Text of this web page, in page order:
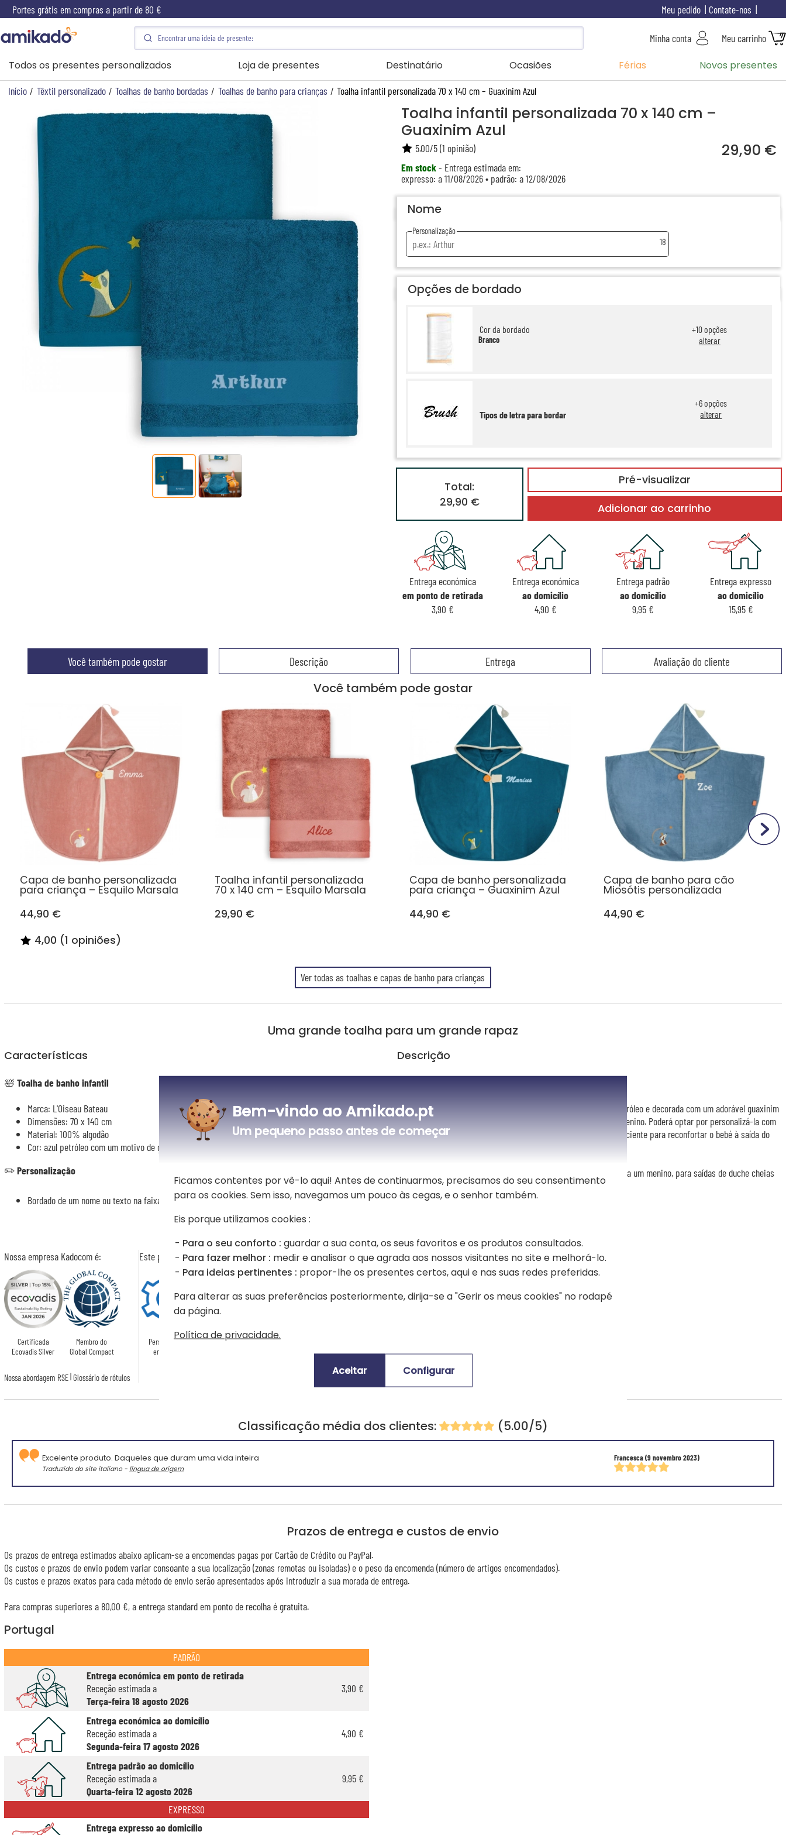
Portes grátis em compras a partir de 80 € Contate-nos
Meu pedido
Minha conta Meu carrinho
Todos os presentes personalizados Loja de presentes Destinatário Ocasiões Férias Novos presentes
Início / Têxtil personalizado / Toalhas de banho bordadas / Toalhas de banho para crianças / Toalha infantil personalizada 70 x 140 cm – Guaxinim Azul
Toalha infantil personalizada 70 x 140 cm –
Guaxinim Azul
29,90 €
Em stock- Entrega estimada em:
expresso: a 11/08/2026 • padrão: a 12/08/2026
5.00/5(1 opinião)
Nome
Personalização
18
Opções de bordado
Cor da bordado
Branco
+10opções
alterar
Tipos de letra para bordar
+6opções
alterar
Pré-visualizar
Total:
29,90 €
Adicionar ao carrinho
Entrega económica
em ponto de retirada
3,90 €
Entrega económica
ao domicílio
4,90 €
Entrega padrão
ao domicílio
9,95 €
Entrega expresso
ao domicílio
15,95 €
Você também pode gostar Descrição Entrega Avaliação do cliente
Você também pode gostar
Capa de banho personalizada
para criança – Esquilo Marsala
44,90 €
4,00 (1 opiniões)
Toalha infantil personalizada
70 x 140 cm – Esquilo Marsala
29,90 €
Capa de banho personalizada
para criança – Guaxinim Azul
44,90 €
Capa de banho para cão
Miosótis personalizada
44,90 €
Ver todas as toalhas e capas de banho para crianças
Uma grande toalha para um grande rapaz
Características
🛀 Toalha de banho infantil
Marca: L'Oiseau Bateau
Dimensões: 70 x 140 cm
Material: 100% algodão
Cor: azul petróleo com um motivo de guaxinim bordado num canto
✏️Personalização
Bordado de um nome ou texto na faixa inferior da toalha
Nossa empresa Kadocom é:
Certificada
Ecovadis Silver
Membro do
Global Compact
Nossa abordagem RSE|Glossário de rótulos
Este presente é
Personalizado
em França
Certificado OEKO-
Descrição
Uma bonita toalha de banho infantil personalizada. De cor azul petróleo e decorada com um adorável guaxinim
bordado num canto, esta toalha será perfeita para um pequeno menino. Poderá optar por personalizá-la com
bordado na parte inferior da toalha com o nome da criança. O suficiente para reconfortar o bebé à saída do
Esta toalha infantil será um excelente presente personalizado para um menino, para saídas de duche cheias
de suavidade.
Classificação média dos clientes: (5.00/5)
Francesca(9 novembro 2023)
Excelente produto. Daqueles que duram uma vida inteira
Traduzido do site italiano - língua de origem
Prazos de entrega e custos de envio
Os prazos de entrega estimados abaixo aplicam-se a encomendas pagas por Cartão de Crédito ou PayPal.
Os custos e prazos de envio podem variar consoante a sua localização (zonas remotas ou isoladas) e o peso da encomenda (número de artigos encomendados).
Os custos e prazos exatos para cada método de envio serão apresentados após introduzir a sua morada de entrega.
Para compras superiores a 80,00 €, a entrega standard em ponto de recolha é gratuita.
Portugal
PADRÃO
Entrega económica em ponto de retirada
Receção estimada a
Terça-feira 18 agosto 2026
3,90 €
Entrega económica ao domicílio
Receção estimada a
Segunda-feira 17 agosto 2026
4,90 €
Entrega padrão ao domicílio
Receção estimada a
Quarta-feira 12 agosto 2026
9,95 €
EXPRESSO
Entrega expresso ao domicílio
Bem-vindo ao Amikado.pt
Um pequeno passo antes de começar
Ficamos contentes por vê-lo aqui! Antes de continuarmos, precisamos do seu consentimento
para os cookies. Sem isso, navegamos um pouco às cegas, e o senhor também.
Eis porque utilizamos cookies :
Para o seu conforto : guardar a sua conta, os seus favoritos e os produtos consultados.
Para fazer melhor : medir e analisar o que agrada aos nossos visitantes no site e melhorá-lo.
Para ideias pertinentes : propor-lhe os presentes certos, aqui e nas suas redes preferidas.
Para alterar as suas preferências posteriormente, dirija-se a "Gerir os meus cookies" no rodapé
da página.
Política de privacidade.
Aceitar Configurar